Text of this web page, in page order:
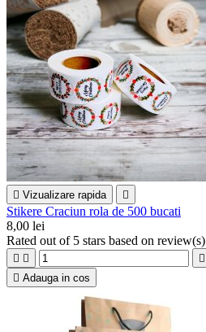
 Vizualizare rapida 
Stikere Craciun rola de 500 bucati
8,00 lei
Rated out of 5 stars based on review(s)
  
 Adauga in cos